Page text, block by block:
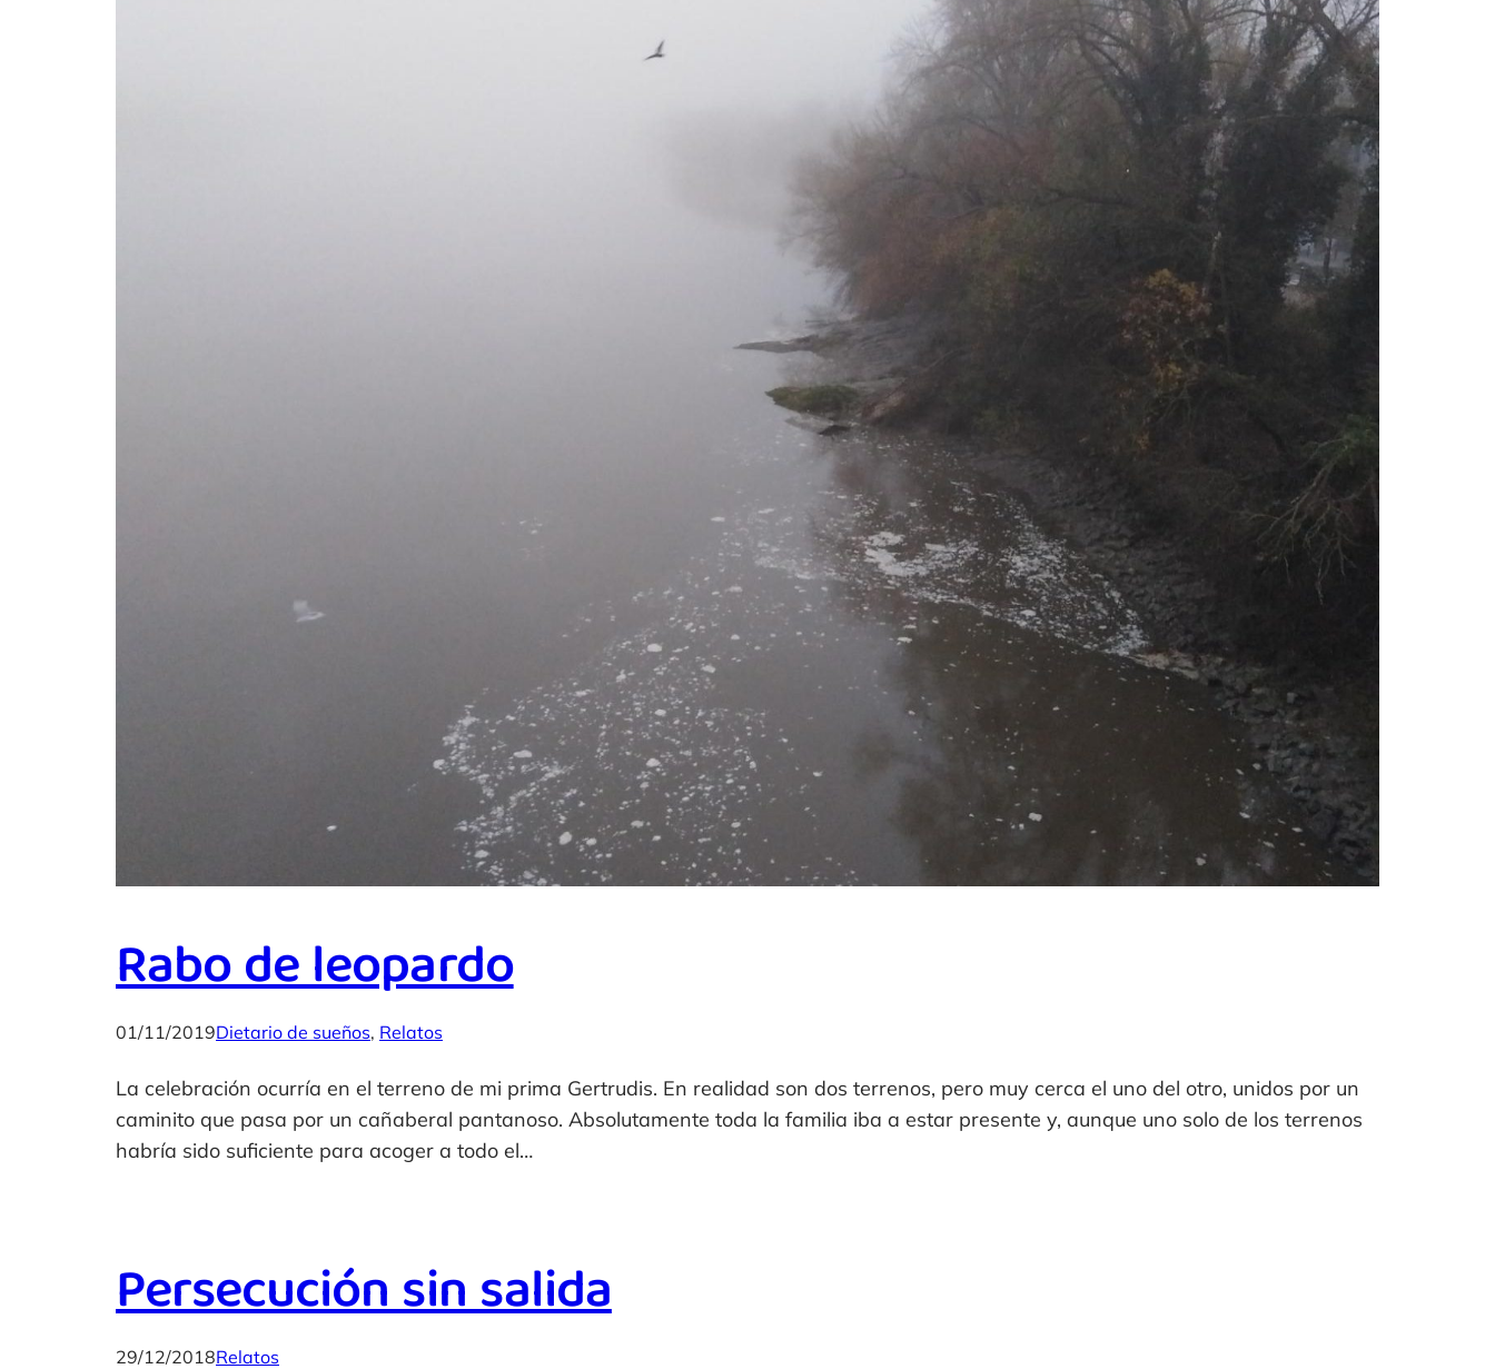
Rabo de leopardo
01/11/2019Dietario de sueños, Relatos
La celebración ocurría en el terreno de mi prima Gertrudis. En realidad son dos terrenos, pero muy cerca el uno del otro, unidos por un
caminito que pasa por un cañaberal pantanoso. Absolutamente toda la familia iba a estar presente y, aunque uno solo de los terrenos
habría sido suficiente para acoger a todo el…
Persecución sin salida
29/12/2018Relatos